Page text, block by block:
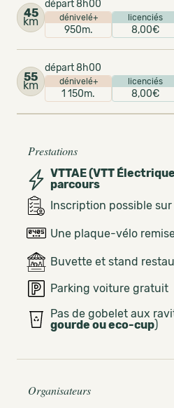
45
km
départ 8h00
dénivelé+
950m.
licenciés
8,00€
55
km
départ 8h00
dénivelé+
1 150m.
licenciés
8,00€
Prestations
VTTAE (VTT
parcours
Inscription possible
Une plaque-vélo
Buvette et stand
Parking voiture gratuit
Pas de gobelet aux
gourde ou eco-cup)
Organisateurs